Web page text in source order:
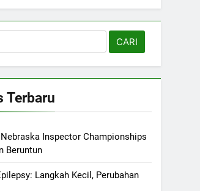
Terbaru
Inspector Championships
Beruntun
Langkah Kecil, Perubahan